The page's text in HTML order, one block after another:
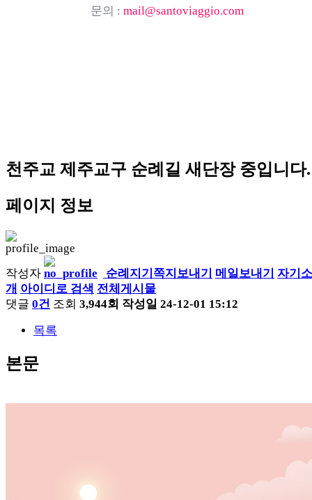
문의 : mail@santoviaggio.com
천주교 제주교구 순례길 새단장 중입니다.
페이지 정보
작성자 순례지기 쪽지보내기 메일보내기
자기소
개 아이디로 검색 전체게시물
댓글 0건 조회 3,944회 작성일 24-12-01 15:12
목록
본문